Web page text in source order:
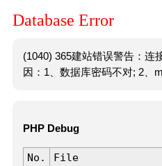
Database Error
(1040) 365建站错误警告：连
因：1、数据库密码不对; 2、
PHP Debug
No. File